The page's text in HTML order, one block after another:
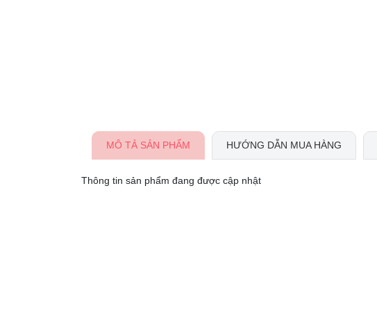
MÔ TẢ SẢN PHẨM HƯỚNG DẪN MUA HÀNG
Thông tin sản phẩm đang được cập nhật